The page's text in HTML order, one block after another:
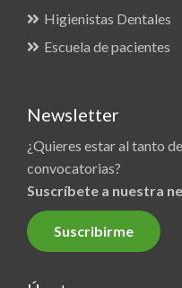
Higienistas Dentales
Escuela de pacientes
Newsletter
¿Quieres estar al tanto
convocatorias?
Suscríbete a nuestra
Suscribirme